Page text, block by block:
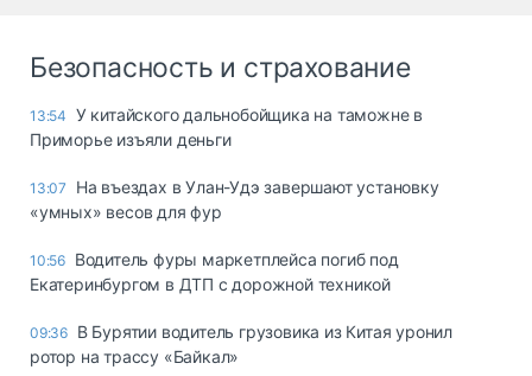
Безопасность и страхование
13:54 У китайского дальнобойщика на таможне в
Приморье изъяли деньги
13:07
Ha въeздax в Улaн-Удэ зaвepшaют ycтaнoвкy
«yмныx» вecoв для фyp
10:56 Водитель фуры маркетплейса погиб под
Екатеринбургом в ДТП с дорожной техникой
09:36 В Бурятии водитель грузовика из Китая уронил
ротор на трассу «Байкал»